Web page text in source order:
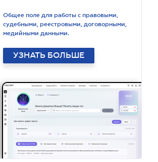
Общее поле для работы с правовыми,
судебными, реестровыми, договорными,
медийными данными.
УЗНАТЬ БОЛЬШЕ